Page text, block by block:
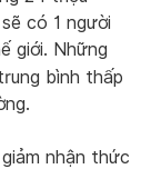
có 1 người
giới. Những
bình thấp
nhận thức